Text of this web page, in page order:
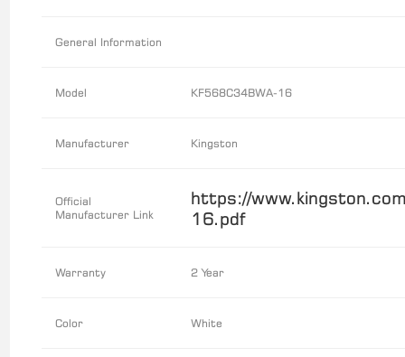
General Information
Model KF568C34BWA-16
Manufacturer Kingston
Official
Manufacturer Link
https://
16.pdf
Warranty 2 Year
Color White